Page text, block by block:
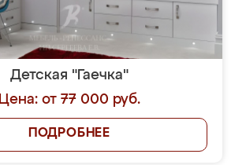
Детская "Гаечка"
Цена: от 77 000 руб.
ПОДРОБНЕЕ